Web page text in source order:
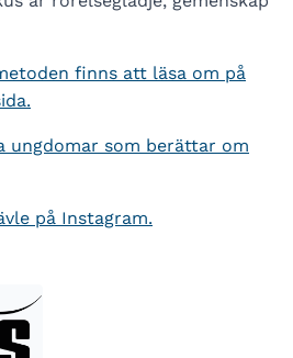
finns att läsa om på
ungdomar som berättar om
på Instagram.